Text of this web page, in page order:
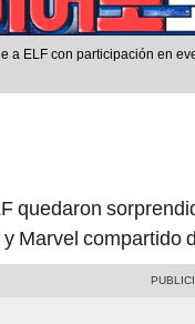
a ELF con participación en
quedaron
y Marvel compartido